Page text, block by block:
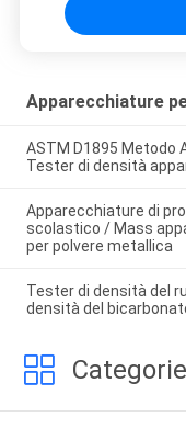
Apparecchiature
ASTM D1895 Metodo
Tester di densità
Apparecchiature di
scolastico / Mass
per polvere metallica
Tester di densità del
densità del